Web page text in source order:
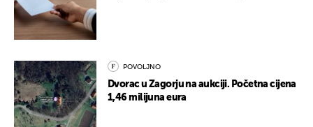
POVOLJNO
Dvorac u Zagorju na aukciji. Početna cijena
1,46 milijuna eura